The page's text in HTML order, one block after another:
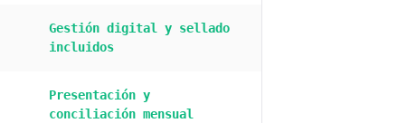
Gestión digital y sellado
incluidos
Presentación y
conciliación mensual